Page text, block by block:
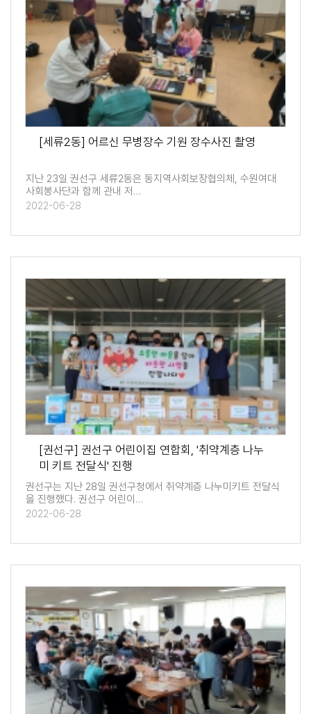
[세류2동] 어르신 무병장수 기원 장수사진 촬영
지난 23일 권선구 세류2동은 동지역사회보장협의체, 수원여대
사회봉사단과 함께 관내 저…
2022-06-28
[권선구] 권선구 어린이집 연합회, '취약계층 나누
미 키트 전달식' 진행
권선구는 지난 28일 권선구청에서 취약계층 나누미키트 전달식
을 진행했다. 권선구 어린이…
2022-06-28